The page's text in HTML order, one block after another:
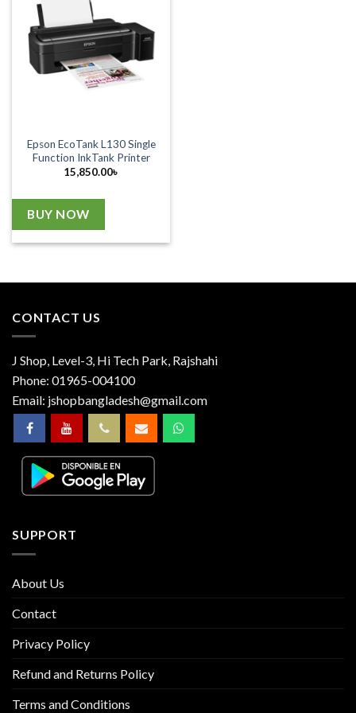
Epson EcoTank L130 Single
Function InkTank Printer
15,850.00৳
BUY NOW
CONTACT US
J Shop, Level-3, Hi Tech Park, Rajshahi
Phone: 01965-004100
Email: jshopbangladesh@gmail.com
SUPPORT
About Us
Contact
Privacy Policy
Refund and Returns Policy
Terms and Conditions